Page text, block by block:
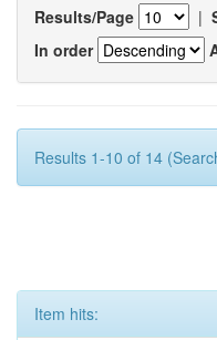
Results/Page |
In order
Results 1-10 of 14
Item hits: